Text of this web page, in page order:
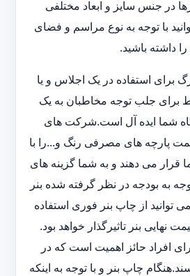
در جنس سایز و ابعاد مختلفی
با توجه به نوع مراسم و فضای
داشته باشید.
برای استفاده در یک اجلاس و یا
برای جلب توجه مخاطبان به یک
شما ایده آل است.شرکت های
پارچه های مصرفی رنگ و...را با
قرار می دهند و به شما گزینه های
توجه به بودجه در نظر گرفته شده بنر
توانید از چاپ بنر فوری استفاده
نهایی بنر تاثیرگذار خواهد بود.
افراد حائز اهمیت است که در
چاپ بنر و با توجه به اینکه